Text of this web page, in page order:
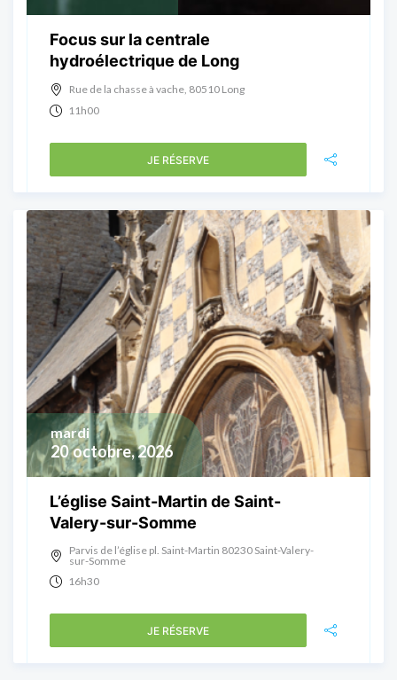
Focus sur la centrale
hydroélectrique de Long
Rue de la chasse à vache, 80510 Long
11h00
JE RÉSERVE
20 octobre, 2026
mardi
L’église Saint-Martin de Saint-
Valery-sur-Somme
Parvis de l’église pl. Saint-Martin 80230 Saint-Valery-
sur-Somme
16h30
JE RÉSERVE